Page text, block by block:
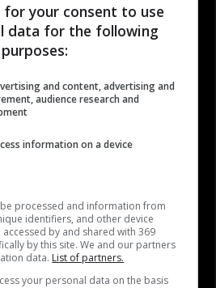
Rashiq në Përballje
Zgjedhjet e 7 qershorit,
serb dhe
tij
Shëndeti në rend të parë -
në rinoplastikë
e ndryshon ChatGPT
në Kosovë? – Agon
| Përballje Podcast #34
for your consent to use
data for the following
purposes:
and content, advertising and
audience research and
information on a device
processed and information from
identifiers, and other device
by and shared with 369
by this site. We and our partners
data. List of partners.
your personal data on the basis